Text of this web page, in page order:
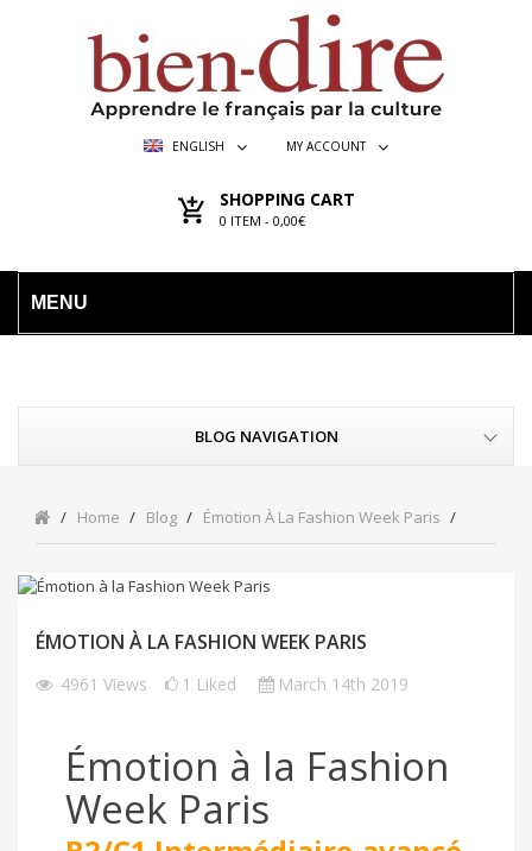
ENGLISH MY ACCOUNT
SHOPPING CART
0 ITEM - 0,00€
MENU
BLOG NAVIGATION
Home Blog Émotion À La Fashion Week Paris
ÉMOTION À LA FASHION WEEK PARIS
4961 Views 1 Liked March 14th 2019
Émotion à la Fashion
Week Paris